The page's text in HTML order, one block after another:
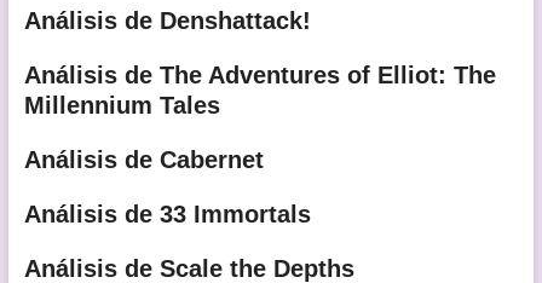
Análisis de Denshattack!
Análisis de The Adventures of Elliot: The
Millennium Tales
Análisis de Cabernet
Análisis de 33 Immortals
Análisis de Scale the Depths